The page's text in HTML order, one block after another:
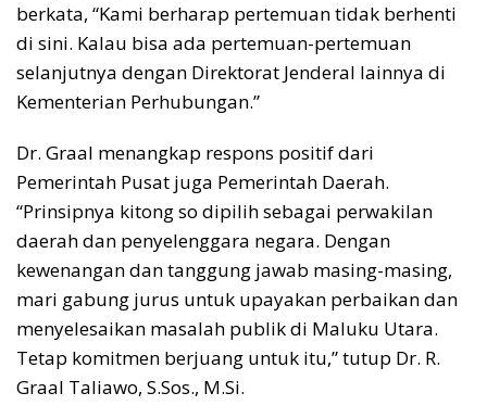
berkata, “Kami berharap pertemuan tidak berhenti
di sini. Kalau bisa ada pertemuan-pertemuan
selanjutnya dengan Direktorat Jenderal lainnya di
Kementerian Perhubungan.”
Dr. Graal menangkap respons positif dari
Pemerintah Pusat juga Pemerintah Daerah.
“Prinsipnya kitong so dipilih sebagai perwakilan
daerah dan penyelenggara negara. Dengan
kewenangan dan tanggung jawab masing-masing,
mari gabung jurus untuk upayakan perbaikan dan
menyelesaikan masalah publik di Maluku Utara.
Tetap komitmen berjuang untuk itu,” tutup Dr. R.
Graal Taliawo, S.Sos., M.Si.